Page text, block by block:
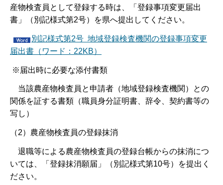
産物検査員として登録する時は、「登録事項変更届出
書」（別記様式第2号）を県へ提出してください。
別記様式第2号 地域登録検査機関の登録事項変更
届出書（ワード：22KB）
※届出時に必要な添付書類
当該農産物検査員と申請者（地域登録検査機関）との
関係を証する書類（職員身分証明書、辞令、契約書等の
写し）
（2）農産物検査員の登録抹消
退職等による農産物検査員の登録台帳からの抹消につ
いては、「登録抹消願届」（別記様式第10号）を提出く
ださい。